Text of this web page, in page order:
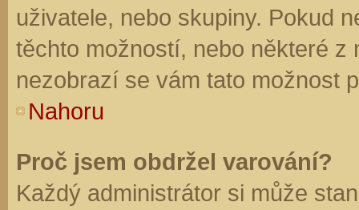
uživatele, nebo skupiny. Pokud
těchto možností, nebo některé z
nezobrazí se vám tato možnost
Nahoru
Proč jsem obdržel varování?
Každý administrátor si může